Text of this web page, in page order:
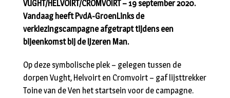
VUGHT/HELVOIRT/CROMVOIRT – 19 september 2020.
Vandaag heeft PvdA-GroenLinks de
verkiezingscampagne afgetrapt tijdens een
bijeenkomst bij de IJzeren Man.
Op deze symbolische plek – gelegen tussen de
dorpen Vught, Helvoirt en Cromvoirt – gaf lijsttrekker
Toine van de Ven het startsein voor de campagne.